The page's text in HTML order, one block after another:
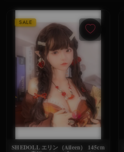
SALE
SHEDOLL エリン（Aileen） 145cm